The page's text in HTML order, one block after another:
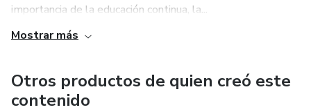
importancia de la educación continua, la...
Mostrar más
Otros productos de quien creó este
contenido